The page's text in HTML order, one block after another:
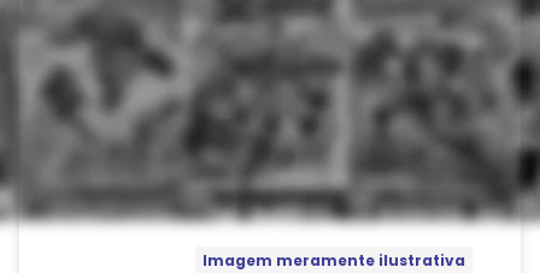
Imagem meramente ilustrativa